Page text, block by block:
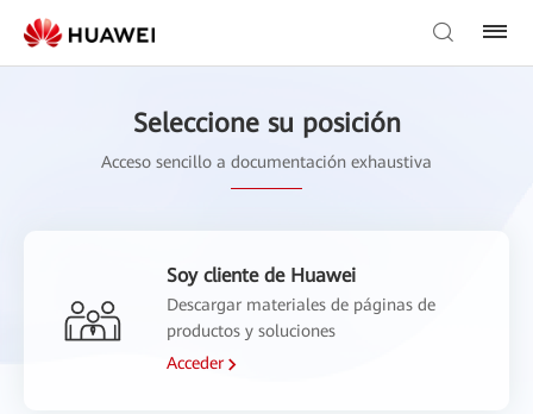
Seleccione su posición
Acceso sencillo a documentación exhaustiva
Soy cliente de Huawei
Descargar materiales de páginas de
productos y soluciones
Acceder